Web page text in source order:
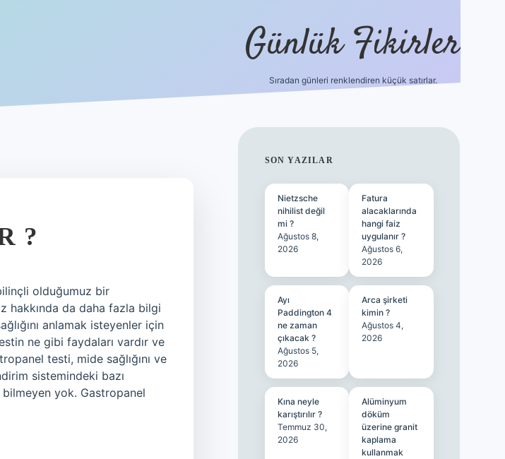
Günlük Fikirler
Sıradan günleri renklendiren küçük satırlar.
?
olduğumuz bir
hakkında da daha fazla bilgi
anlamak isteyenler için
ne gibi faydaları vardır ve
testi, mide sağlığını ve
sistemindeki bazı
yok. Gastropanel
SIDEBAR
SON YAZILAR
Nietzsche
nihilist değil
mi ?
Ağustos 8,
2026
Fatura
alacaklarında
hangi faiz
uygulanır ?
Ağustos 6,
2026
Ayı
Paddington 4
ne zaman
çıkacak ?
Ağustos 5,
2026
Arca şirketi
kimin ?
Ağustos 4,
2026
Kına neyle
karıştırılır ?
Temmuz 30,
2026
Alüminyum
döküm
üzerine granit
kaplama
kullanmak
ilbet güncel